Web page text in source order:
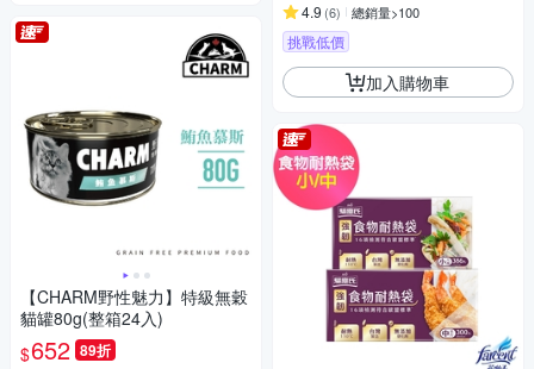
【CHARM野性魅力】特級無穀
貓罐80g(整箱24入)
$652 89折
4.9 (6) 總銷量>100
挑戰低價
加入購物車